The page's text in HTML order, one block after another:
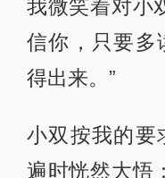
我微笑着对小
信你，只要多
得出来。”
小双按我的要
遍时恍然大悟